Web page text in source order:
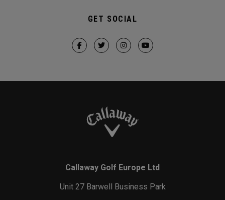
GET SOCIAL
Callaway Golf Europe Ltd
Unit 27 Barwell Business Park